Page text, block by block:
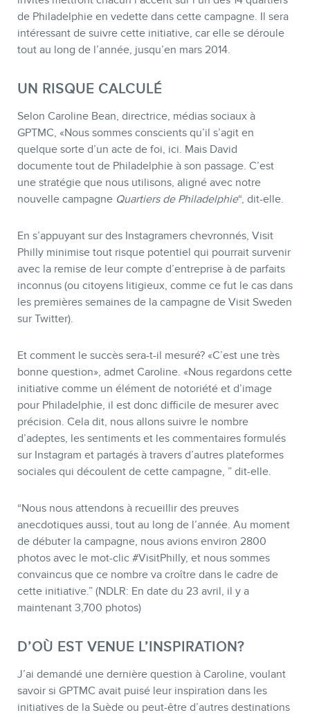
de Philadelphie en vedette dans cette campagne. Il sera
intéressant de suivre cette initiative, car elle se déroule
tout au long de l’année, jusqu’en mars 2014.
UN RISQUE CALCULÉ
Selon Caroline Bean, directrice, médias sociaux à
GPTMC, «Nous sommes conscients qu’il s’agit en
quelque sorte d’un acte de foi, ici. Mais David
documente tout de Philadelphie à son passage. C’est
une stratégie que nous utilisons, aligné avec notre
nouvelle campagne Quartiers de Philadelphie“, dit-elle.
En s’appuyant sur des Instagramers chevronnés, Visit
Philly minimise tout risque potentiel qui pourrait survenir
avec la remise de leur compte d’entreprise à de parfaits
inconnus (ou citoyens litigieux, comme ce fut le cas dans
les premières semaines de la campagne de Visit Sweden
sur Twitter).
Et comment le succès sera-t-il mesuré? «C’est une très
bonne question», admet Caroline. «Nous regardons cette
initiative comme un élément de notoriété et d’image
pour Philadelphie, il est donc difficile de mesurer avec
précision. Cela dit, nous allons suivre le nombre
d’adeptes, les sentiments et les commentaires formulés
sur Instagram et partagés à travers d’autres plateformes
sociales qui découlent de cette campagne, ” dit-elle.
“Nous nous attendons à recueillir des preuves
anecdotiques aussi, tout au long de l’année. Au moment
de débuter la campagne, nous avions environ 2800
photos avec le mot-clic #VisitPhilly, et nous sommes
convaincus que ce nombre va croître dans le cadre de
cette initiative.” (NDLR: En date du 23 avril, il y a
maintenant 3,700 photos)
D’OÙ EST VENUE L’INSPIRATION?
J’ai demandé une dernière question à Caroline, voulant
savoir si GPTMC avait puisé leur inspiration dans les
initiatives de la Suède ou peut-être d’autres destinations